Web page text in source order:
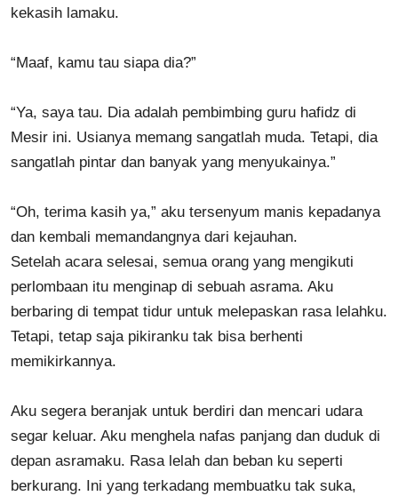
kekasih lamaku.
“Maaf, kamu tau siapa dia?”
“Ya, saya tau. Dia adalah pembimbing guru hafidz di
Mesir ini. Usianya memang sangatlah muda. Tetapi, dia
sangatlah pintar dan banyak yang menyukainya.”
“Oh, terima kasih ya,” aku tersenyum manis kepadanya
dan kembali memandangnya dari kejauhan.
Setelah acara selesai, semua orang yang mengikuti
perlombaan itu menginap di sebuah asrama. Aku
berbaring di tempat tidur untuk melepaskan rasa lelahku.
Tetapi, tetap saja pikiranku tak bisa berhenti
memikirkannya.
Aku segera beranjak untuk berdiri dan mencari udara
segar keluar. Aku menghela nafas panjang dan duduk di
depan asramaku. Rasa lelah dan beban ku seperti
berkurang. Ini yang terkadang membuatku tak suka,